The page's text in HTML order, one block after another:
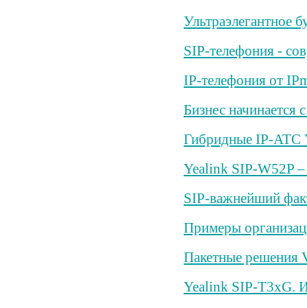
Ультраэлегантное
SIP-телефония -
IP-телефония от
Бизнес начинается
Гибридные IP-АТС
Yealink SIP-W52P
SIP-важнейший
Примеры
Пакетные решения
Yealink SIP-T3xG.